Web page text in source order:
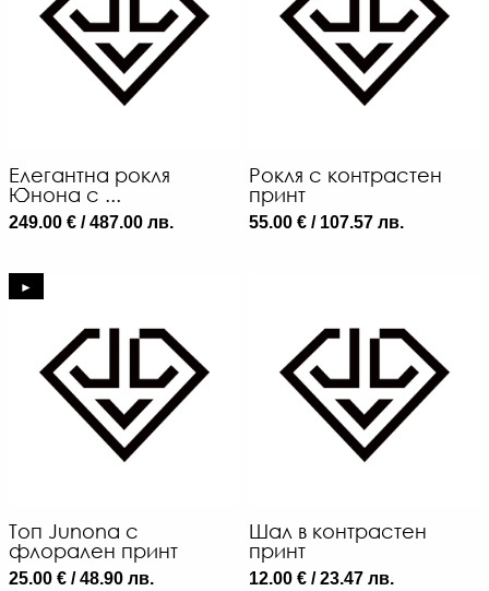
Елегантна рокля
Юнона с ...
249.00 € / 487.00 лв.
Рокля с контрастен
принт
55.00 € / 107.57 лв.
►
Топ Junona с
флорален принт
25.00 € / 48.90 лв.
Шал в контрастен
принт
12.00 € / 23.47 лв.